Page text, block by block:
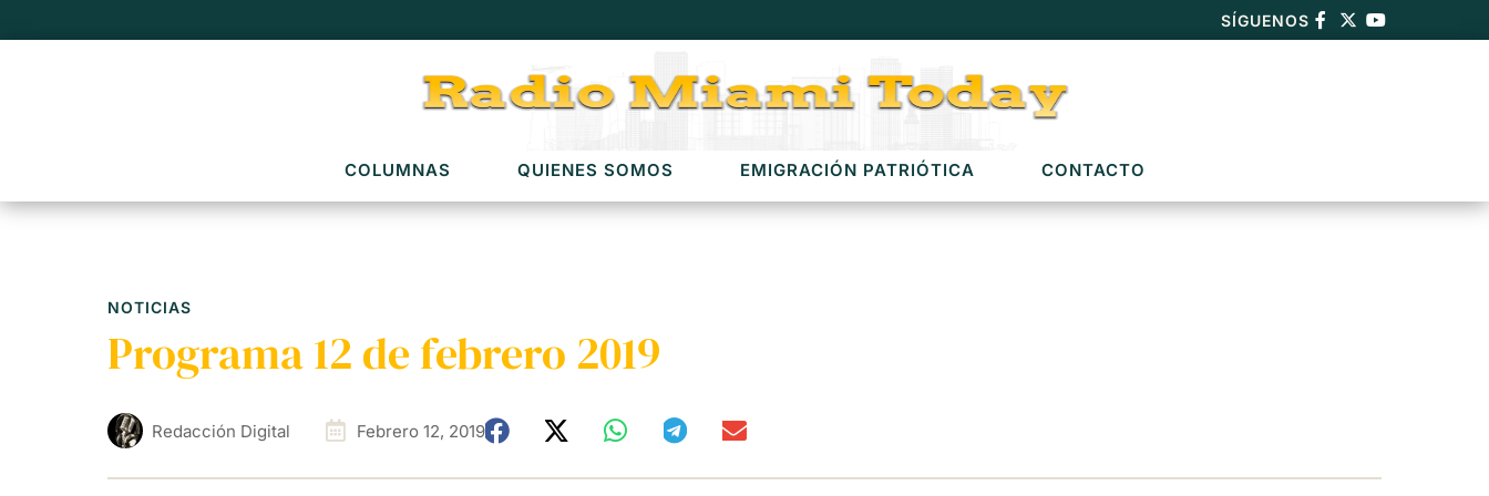
SÍGUENOS
COLUMNAS QUIENES SOMOS EMIGRACIÓN PATRIÓTICA CONTACTO
NOTICIAS
Programa 12 de febrero 2019
Redacción Digital Febrero 12, 2019